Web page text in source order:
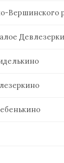
Вершинского